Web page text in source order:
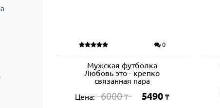
0
Мужская футболка
Любовь это - крепко
связанная пара
Цена: 6000₸ 5490 ₸